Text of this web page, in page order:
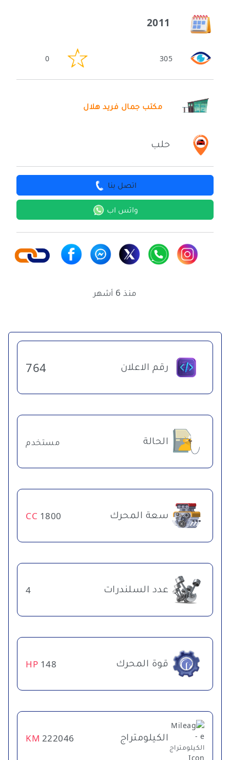
2011
305
0
مكتب جمال فريد هلال
حلب
اتصل بنا
واتس اب
منذ 6 أشهر
رقم الاعلان 764
الحالة مستخدم
سعة المحرك 1800
CC
عدد السلندرات 4
قوة المحرك 148
HP
الكيلومتراج 222046
KM